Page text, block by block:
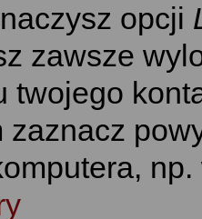
opcji
zawsze
twojego
zaznacz